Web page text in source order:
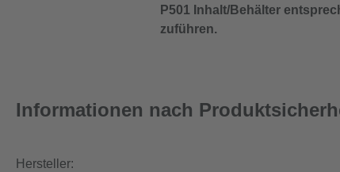
P501 Inhalt/Behälter
zuführen.
Informationen nach
Hersteller: